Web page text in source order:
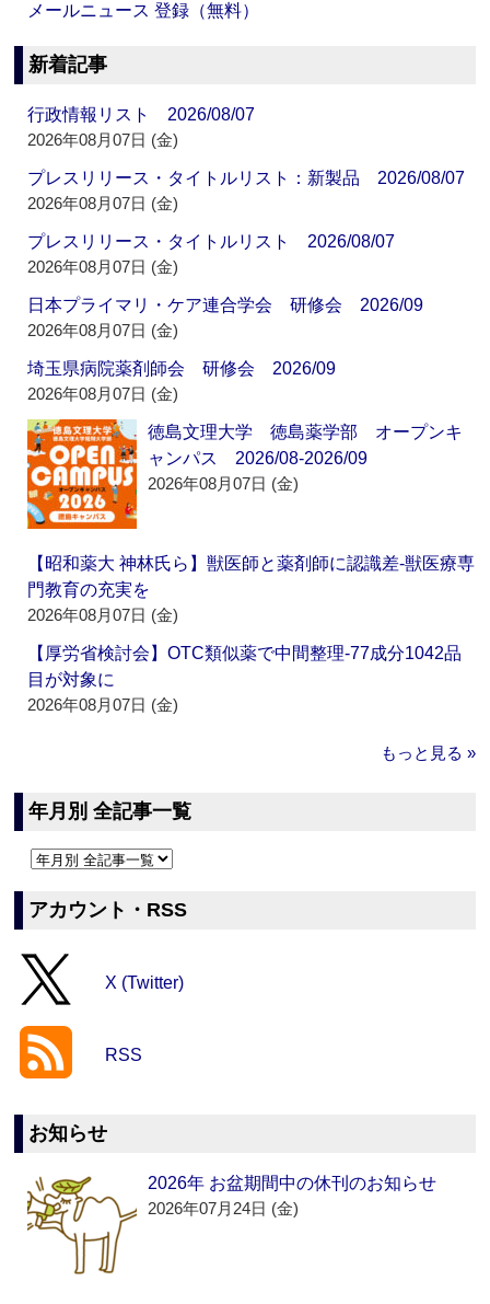
メールニュース 登録（無料）
新着記事
行政情報リスト 2026/08/07
2026年08月07日 (金)
プレスリリース・タイトルリスト：新製品 2026/08/07
2026年08月07日 (金)
プレスリリース・タイトルリスト 2026/08/07
2026年08月07日 (金)
日本プライマリ・ケア連合学会 研修会 2026/09
2026年08月07日 (金)
埼玉県病院薬剤師会 研修会 2026/09
2026年08月07日 (金)
徳島文理大学 徳島薬学部 オープンキ
ャンパス 2026/08-2026/09
2026年08月07日 (金)
【昭和薬大 神林氏ら】獣医師と薬剤師に認識差‐獣医療専
門教育の充実を
2026年08月07日 (金)
【厚労省検討会】OTC類似薬で中間整理‐77成分1042品
目が対象に
2026年08月07日 (金)
もっと見る »
年月別 全記事一覧
アカウント・RSS
X (Twitter)
RSS
お知らせ
2026年 お盆期間中の休刊のお知らせ
2026年07月24日 (金)